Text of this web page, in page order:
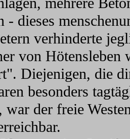
- dieses
verhinderte
von Hötensleben
Diejenigen, die
besonders
der freie